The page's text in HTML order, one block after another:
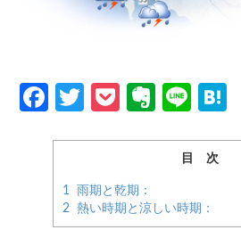
Facebook
Twitter
Pocket Line
目 次
1
雨期と乾期：
2
熱い時期と涼しい時期：